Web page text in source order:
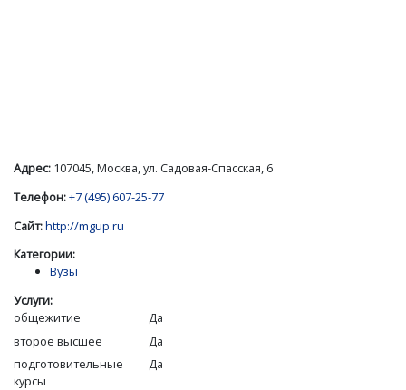
Адрес: 107045, Москва, ул. Садовая-Спасская, 6
Телефон:+7 (495) 607-25-77
Сайт:http://mgup.ru
Категории:
Вузы
Услуги:
общежитие
Да
второе высшее
Да
подготовительные
курсы
Да